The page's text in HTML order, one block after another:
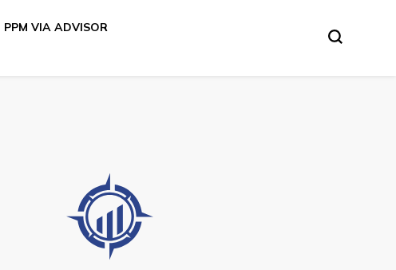
PPM VIA ADVISOR